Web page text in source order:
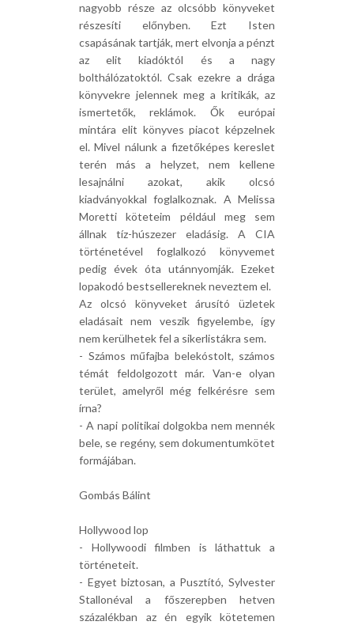
nagyobb része az olcsóbb könyveket
részesíti előnyben. Ezt Isten
csapásának tartják, mert elvonja a pénzt
az elit kiadóktól és a nagy
bolthálózatoktól. Csak ezekre a drága
könyvekre jelennek meg a kritikák, az
ismertetők, reklámok. Ők európai
mintára elit könyves piacot képzelnek
el. Mivel nálunk a fizetőképes kereslet
terén más a helyzet, nem kellene
lesajnálni azokat, akik olcsó
kiadványokkal foglalkoznak. A Melissa
Moretti köteteim például meg sem
állnak tíz-húszezer eladásig. A CIA
történetével foglalkozó könyvemet
pedig évek óta utánnyomják. Ezeket
lopakodó bestsellereknek neveztem el.
Az olcsó könyveket árusító üzletek
eladásait nem veszik figyelembe, így
nem kerülhetek fel a sikerlistákra sem.
- Számos műfajba belekóstolt, számos
témát feldolgozott már. Van-e olyan
terület, amelyről még felkérésre sem
írna?
- A napi politikai dolgokba nem mennék
bele, se regény, sem dokumentumkötet
formájában.
Gombás Bálint
Hollywood lop
- Hollywoodi filmben is láthattuk a
történeteit.
- Egyet biztosan, a Pusztító, Sylvester
Stallonéval a főszerepben hetven
százalékban az én egyik kötetemen